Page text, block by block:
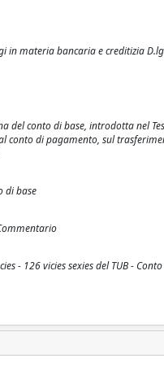
in materia bancaria e creditizia
del conto di base, introdotta nel
conto di pagamento, sul
di base
- 126 vicies sexies del TUB -